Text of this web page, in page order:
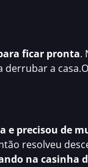
ficar pronta.
a
e precisou de
resolveu
na casinha